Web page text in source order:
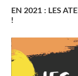
EN 2021 : LES
!